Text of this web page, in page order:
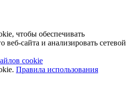
чтобы обеспечивать
сайта и анализировать сетевой
cookie
Правила использования